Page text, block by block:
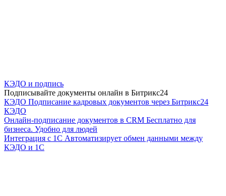
КЭДО и подпись
Подписывайте документы онлайн в Битрикс24
КЭДО Подписание кадровых документов через Битрикс24
КЭДО
Онлайн-подписание документов в CRM Бесплатно для
бизнеса. Удобно для людей
Интеграция с 1С Автоматизирует обмен данными между
КЭДО и 1С